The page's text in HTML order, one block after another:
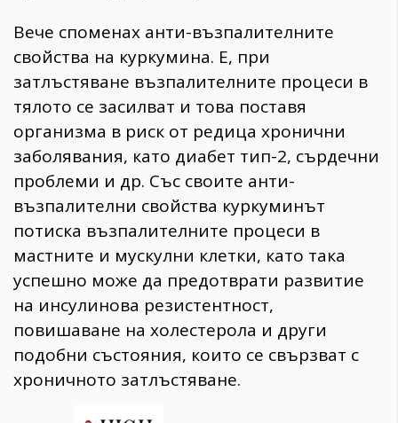
Вече споменах анти-възпалителните
свойства на куркумина. Е, при
затлъстяване възпалителните процеси в
тялото се засилват и това поставя
организма в риск от редица хронични
заболявания, като диабет тип-2, сърдечни
проблеми и др. Със своите анти-
възпалителни свойства куркуминът
потиска възпалителните процеси в
мастните и мускулни клетки, като така
успешно може да предотврати развитие
на инсулинова резистентност,
повишаване на холестерола и други
подобни състояния, които се свързват с
хроничното затлъстяване.